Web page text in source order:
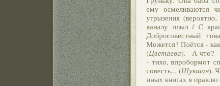
ему осмеливаются
угрызения
каналу плыл / С
Добросовестный
Можется? Поётся -
(Цветаева). - А что? -
- тихо, впробормот
совесть... (Шукшин).
иных книгах я